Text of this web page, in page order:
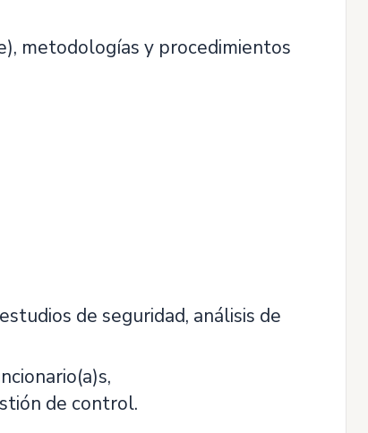
metodologías y procedimientos
de seguridad, análisis de
de control.